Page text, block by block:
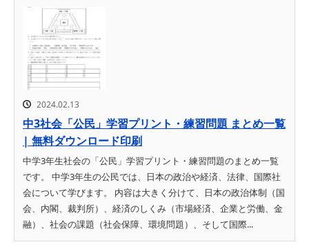
2024.02.13
中3社会「公民」学習プリント・練習問題 まとめ一覧
| 無料ダウンロード印刷
中学3年生社会の「公民」学習プリント・練習問題のまとめ一覧
です。 中学3年生の公民では、日本の政治や経済、法律、国際社
会について学びます。 内容は大きく分けて、日本の政治体制（国
会、内閣、裁判所）、経済のしくみ（市場経済、企業と労働、金
融）、社会の課題（社会保障、環境問題）、そして国際...